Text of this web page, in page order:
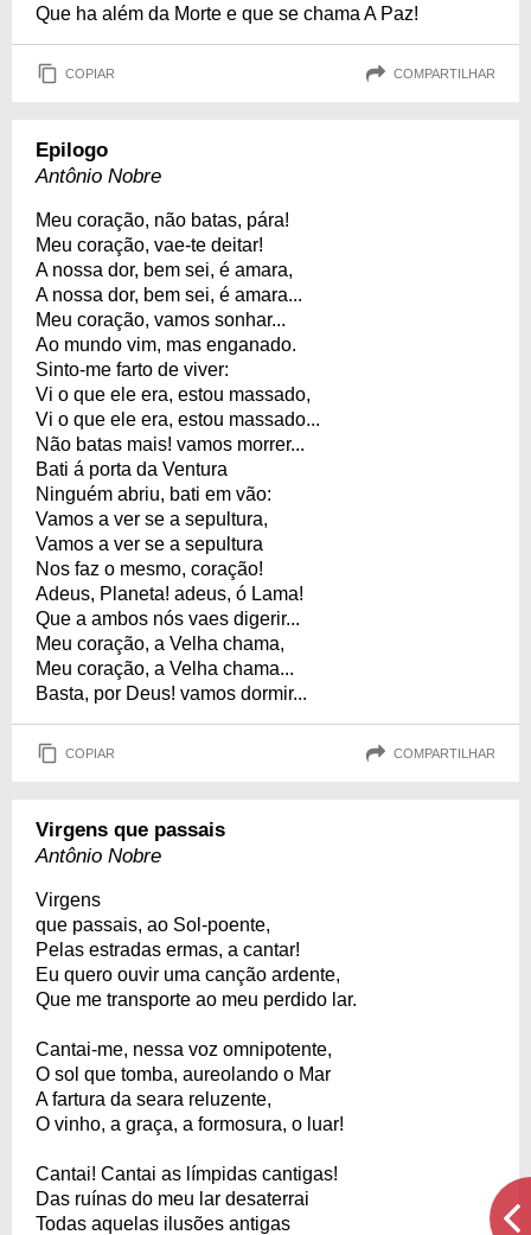
Que ha além da Morte e que se chama A Paz!
COPIAR COMPARTILHAR
Epilogo
Antônio Nobre
Meu coração, não batas, pára!
Meu coração, vae-te deitar!
A nossa dor, bem sei, é amara,
A nossa dor, bem sei, é amara...
Meu coração, vamos sonhar...
Ao mundo vim, mas enganado.
Sinto-me farto de viver:
Vi o que ele era, estou massado,
Vi o que ele era, estou massado...
Não batas mais! vamos morrer...
Bati á porta da Ventura
Ninguém abriu, bati em vão:
Vamos a ver se a sepultura,
Vamos a ver se a sepultura
Nos faz o mesmo, coração!
Adeus, Planeta! adeus, ó Lama!
Que a ambos nós vaes digerir...
Meu coração, a Velha chama,
Meu coração, a Velha chama...
Basta, por Deus! vamos dormir...
COPIAR COMPARTILHAR
Virgens que passais
Antônio Nobre
Virgens
que passais, ao Sol-poente,
Pelas estradas ermas, a cantar!
Eu quero ouvir uma canção ardente,
Que me transporte ao meu perdido lar.
Cantai-me, nessa voz omnipotente,
O sol que tomba, aureolando o Mar
A fartura da seara reluzente,
O vinho, a graça, a formosura, o luar!
Cantai! Cantai as límpidas cantigas!
Das ruínas do meu lar desaterrai
Todas aquelas ilusões antigas